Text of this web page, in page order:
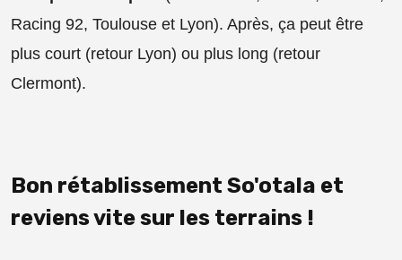
Racing 92, Toulouse et Lyon). Après, ça peut être
plus court (retour Lyon) ou plus long (retour
Clermont).
Bon rétablissement So'otala et
reviens vite sur les terrains !